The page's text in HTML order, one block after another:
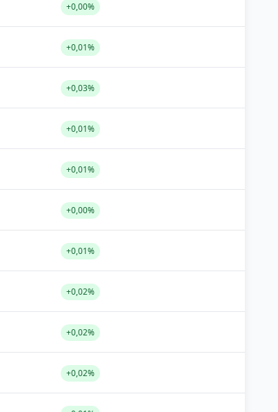
+0,00%
+0,01%
+0,03%
+0,01%
+0,01%
+0,00%
+0,01%
+0,02%
+0,02%
+0,02%